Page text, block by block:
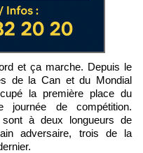
de la Can et du Mondial
la première place du
de compétition.
à deux longueurs de
adversaire, trois de la